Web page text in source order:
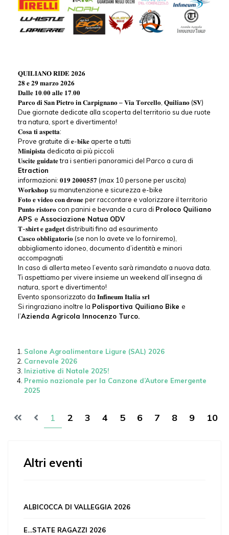
𝐐𝐔𝐈𝐋𝐈𝐀𝐍𝐎 𝐑𝐈𝐃𝐄 𝟐𝟎𝟐𝟔
𝟐𝟖 𝐞 𝟐𝟗 𝐦𝐚𝐫𝐳𝐨 𝟐𝟎𝟐𝟔
𝐃𝐚𝐥𝐥𝐞 𝟏𝟎.𝟎𝟎 𝐚𝐥𝐥𝐞 𝟏𝟕.𝟎𝟎
𝐏𝐚𝐫𝐜𝐨 𝐝𝐢 𝐒𝐚𝐧 𝐏𝐢𝐞𝐭𝐫𝐨 𝐢𝐧 𝐂𝐚𝐫𝐩𝐢𝐠𝐧𝐚𝐧𝐨 – 𝐕𝐢𝐚 𝐓𝐨𝐫𝐜𝐞𝐥𝐥𝐨, 𝐐𝐮𝐢𝐥𝐢𝐚𝐧𝐨 (𝐒𝐕)
Due giornate dedicate alla scoperta del territorio su due ruote
tra natura, sport e divertimento!
𝐂𝐨𝐬𝐚 𝐭𝐢 𝐚𝐬𝐩𝐞𝐭𝐭𝐚:
Prove gratuite di 𝐞-𝐛𝐢𝐤𝐞 aperte a tutti
𝐌𝐢𝐧𝐢𝐩𝐢𝐬𝐭𝐚 dedicata ai più piccoli
𝐔𝐬𝐜𝐢𝐭𝐞 𝐠𝐮𝐢𝐝𝐚𝐭𝐞 tra i sentieri panoramici del Parco a cura di
Etraction
informazioni: 𝟎𝟏𝟗 𝟐𝟎𝟎𝟎𝟓𝟓𝟕 (max 10 persone per uscita)
𝐖𝐨𝐫𝐤𝐬𝐡𝐨𝐩 su manutenzione e sicurezza e-bike
𝐅𝐨𝐭𝐨 𝐞 𝐯𝐢𝐝𝐞𝐨 𝐜𝐨𝐧 𝐝𝐫𝐨𝐧𝐞 per raccontare e valorizzare il territorio
𝐏𝐮𝐧𝐭𝐨 𝐫𝐢𝐬𝐭𝐨𝐫𝐨 con panini e bevande a cura di Proloco Quiliano
APS e Associazione Natua ODV
𝐓-𝐬𝐡𝐢𝐫𝐭 𝐞 𝐠𝐚𝐝𝐠𝐞𝐭 distribuiti fino ad esaurimento
𝐂𝐚𝐬𝐜𝐨 𝐨𝐛𝐛𝐥𝐢𝐠𝐚𝐭𝐨𝐫𝐢𝐨 (se non lo avete ve lo forniremo),
abbigliamento idoneo, documento d’identità e minori
accompagnati
In caso di allerta meteo l’evento sarà rimandato a nuova data.
Ti aspettiamo per vivere insieme un weekend all’insegna di
natura, sport e divertimento!
Evento sponsorizzato da 𝐈𝐧𝐟𝐢𝐧𝐞𝐮𝐦 𝐈𝐭𝐚𝐥𝐢𝐚 𝐬𝐫𝐥
Si ringraziano inoltre la Polisportiva Quiliano Bike e
l’Azienda Agricola Innocenzo Turco.
Salone Agroalimentare Ligure (SAL) 2026
Carnevale 2026
Iniziative di Natale 2025!
Premio nazionale per la Canzone d’Autore Emergente
2025
1 2 3 4 5 6 7 8 9 10
Altri eventi
ALBICOCCA DI VALLEGGIA 2026
E...STATE RAGAZZI 2026